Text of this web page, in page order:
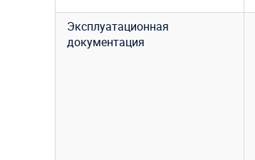
Эксплуатационная
документация